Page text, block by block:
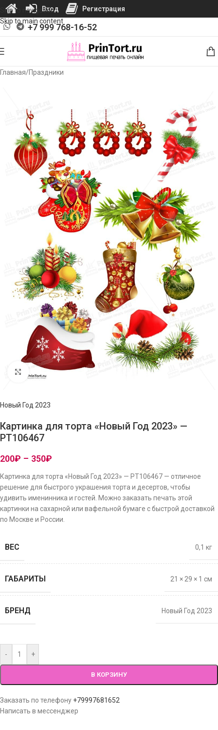
Skip to navigation
Skip to main content
+7 999 768-16-52
Главная/Праздники
Нажмите, чтобы увеличить изображение
Новый Год 2023
Картинка для торта «Новый Год 2023» —
PT106467
200₽ – 350₽
Картинка для торта «Новый Год 2023» — PT106467 — отличное
решение для быстрого украшения торта и десертов, чтобы
удивить именинника и гостей. Можно заказать печать этой
картинки на сахарной или вафельной бумаге с быстрой доставкой
по Москве и России.
ВЕС 0,1 кг
ГАБАРИТЫ 21 × 29 × 1 см
БРЕНД Новый Год 2023
- +
В КОРЗИНУ
Заказать по телефону +79997681652
Написать в мессенджер
Вход Регистрация